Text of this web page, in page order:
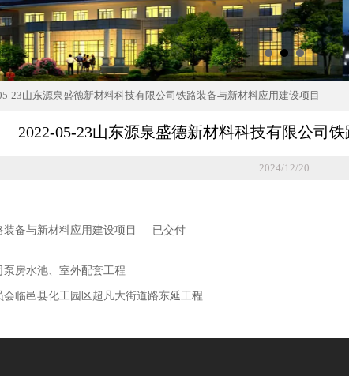
23山东源泉盛德新材料科技有限公司铁路装备与新材料应用建设项目
2022-05-23山东源泉盛德新材料科技有限公司
2024/12/20
装备与新材料应用建设项目 已交付
泵房水池、室外配套工程
临邑县化工园区超凡大街道路东延工程